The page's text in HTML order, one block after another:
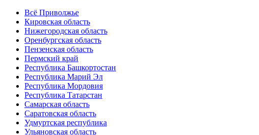
Всё Приволжье
Кировская область
Нижегородская область
Оренбургская область
Пензенская область
Пермский край
Республика Башкортостан
Республика Марий Эл
Республика Мордовия
Республика Татарстан
Самарская область
Саратовская область
Удмуртская республика
Ульяновская область